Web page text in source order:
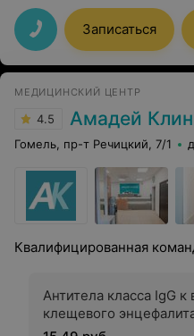
врача-гинеколога Матарас Анастасию
за профессионализм и
Записаться
МЕДИЦИНСКИЙ ЦЕНТР
4.5 Амадей
Гомель, пр-т Речицкий, 7/1
Квалифицированная
Антитела класса IgG к
клещевого